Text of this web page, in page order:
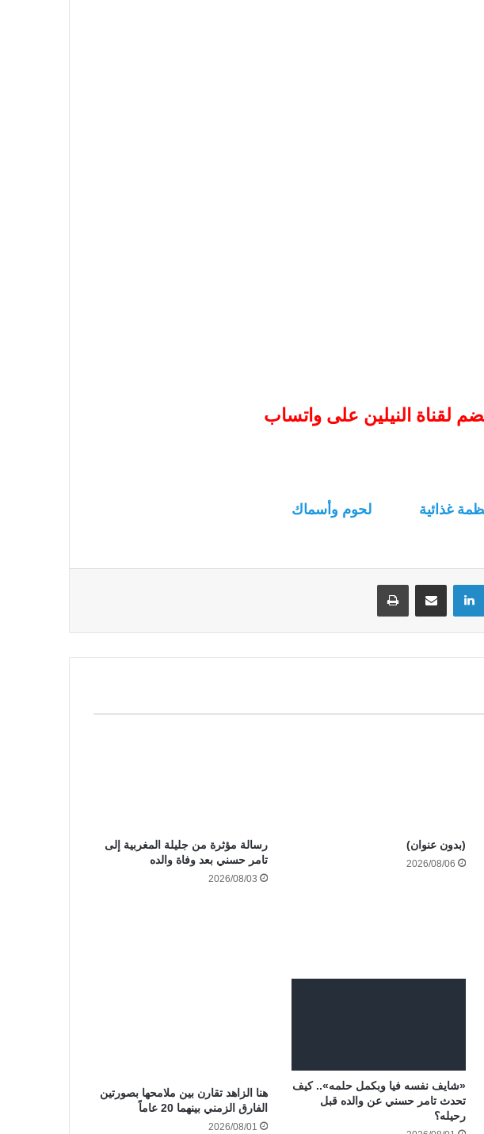
لقناة النيلين على واتساب
غذائية لحوم وأسماك
لينكدإن
(بدون عنوان)
2026/08/06
رسالة مؤثرة من جليلة المغربية إلى
تامر حسني بعد وفاة والده
2026/08/03
«شايف نفسه فيا وبكمل حلمه».. كيف
تحدث تامر حسني عن والده قبل
رحيله؟
هنا الزاهد تقارن بين ملامحها بصورتين
الفارق الزمني بينهما 20 عاماً
2026/08/01